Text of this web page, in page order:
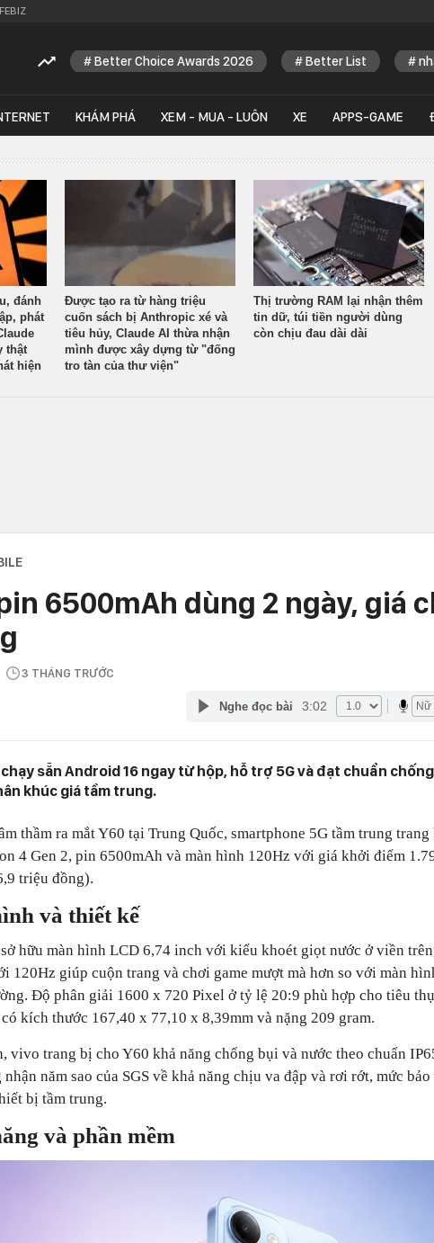
Better Choice Awards 2026 Better List
KHÁM PHÁ XEM - MUA - LUÔN XE APPS-GAME
đánh
phát
thật
hiện
Được tạo ra từ hàng triệu
cuốn sách bị Anthropic xé và
tiêu hủy, Claude AI thừa nhận
mình được xây dựng từ "đống
tro tàn của thư viện"
Thị trường RAM lại nhận thêm
tin dữ, túi tiền người dùng
còn chịu đau dài dài
6500mAh dùng 2 ngày, giá
3 THÁNG TRƯỚC
Nghe đọc bài 3:02
sẵn Android 16 ngay từ hộp, hỗ trợ 5G và đạt chuẩn
khúc giá tầm trung.
thầm ra mắt Y60 tại Trung Quốc, smartphone 5G tầm trung
4 Gen 2, pin 6500mAh và màn hình 120Hz với giá khởi điểm
triệu đồng).
và thiết kế
hữu màn hình LCD 6,74 inch với kiểu khoét giọt nước ở viền
120Hz giúp cuộn trang và chơi game mượt mà hơn so với màn
Độ phân giải 1600 x 720 Pixel ở tỷ lệ 20:9 phù hợp cho tiêu
kích thước 167,40 x 77,10 x 8,39mm và nặng 209 gram.
vivo trang bị cho Y60 khả năng chống bụi và nước theo chuẩn
nhận năm sao của SGS về khả năng chịu va đập và rơi rớt, mức
bị tầm trung.
và phần mềm